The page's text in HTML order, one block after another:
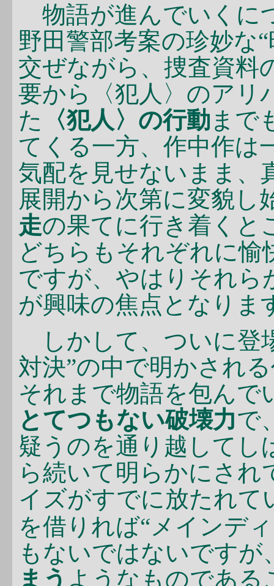
物語が進んでいくに
野田警部考案の珍妙な
交ぜながら、捜査資料
要から〈犯人〉のアリ
た
〈犯人〉の行動まで
てくる一方、作中作は
気配を見せないまま、
展開から次第に変貌し
走の果てに行き着くと
どちらもそれぞれに
ですが、やはりそれら
が興味の焦点となりま
しかして、ついに登
対決”の中で明かされ
それまで物語を包んで
とてつもない破壊力で
疑うのを通り越してし
ら続いて明らかにされ
イズがすでに放たれて
を借りれば“メインデ
もないではないですが
まう ようなものである